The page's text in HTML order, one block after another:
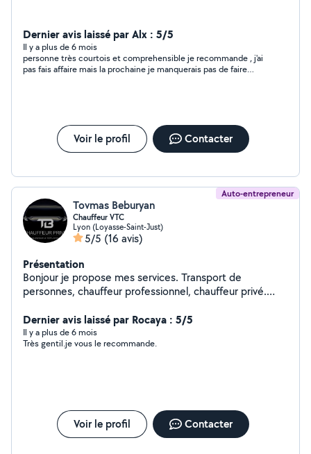
Dernier avis laissé par Alx : 5/5
Il y a plus de 6 mois
personne très courtois et comprehensible je recommande , j'ai
pas fais affaire mais la prochaine je manquerais pas de faire
Voir le profil Contacter
Auto-entrepreneur
Tovmas Beburyan
Chauffeur VTC
Lyon (Loyasse-Saint-Just)
5/5 (16 avis)
Présentation
Bonjour je propose mes services. Transport de
personnes, chauffeur professionnel, chauffeur privé.
à me contacter.
Dernier avis laissé par Rocaya : 5/5
Il y a plus de 6 mois
Très gentil.je vous le recommande.
Voir le profil Contacter